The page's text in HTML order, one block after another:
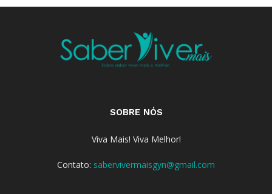
SOBRE NÓS
Viva Mais! Viva Melhor!
Contato: sabervivermaisgyn@gmail.com